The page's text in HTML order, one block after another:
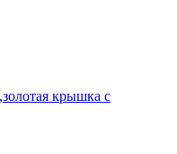
крышка с